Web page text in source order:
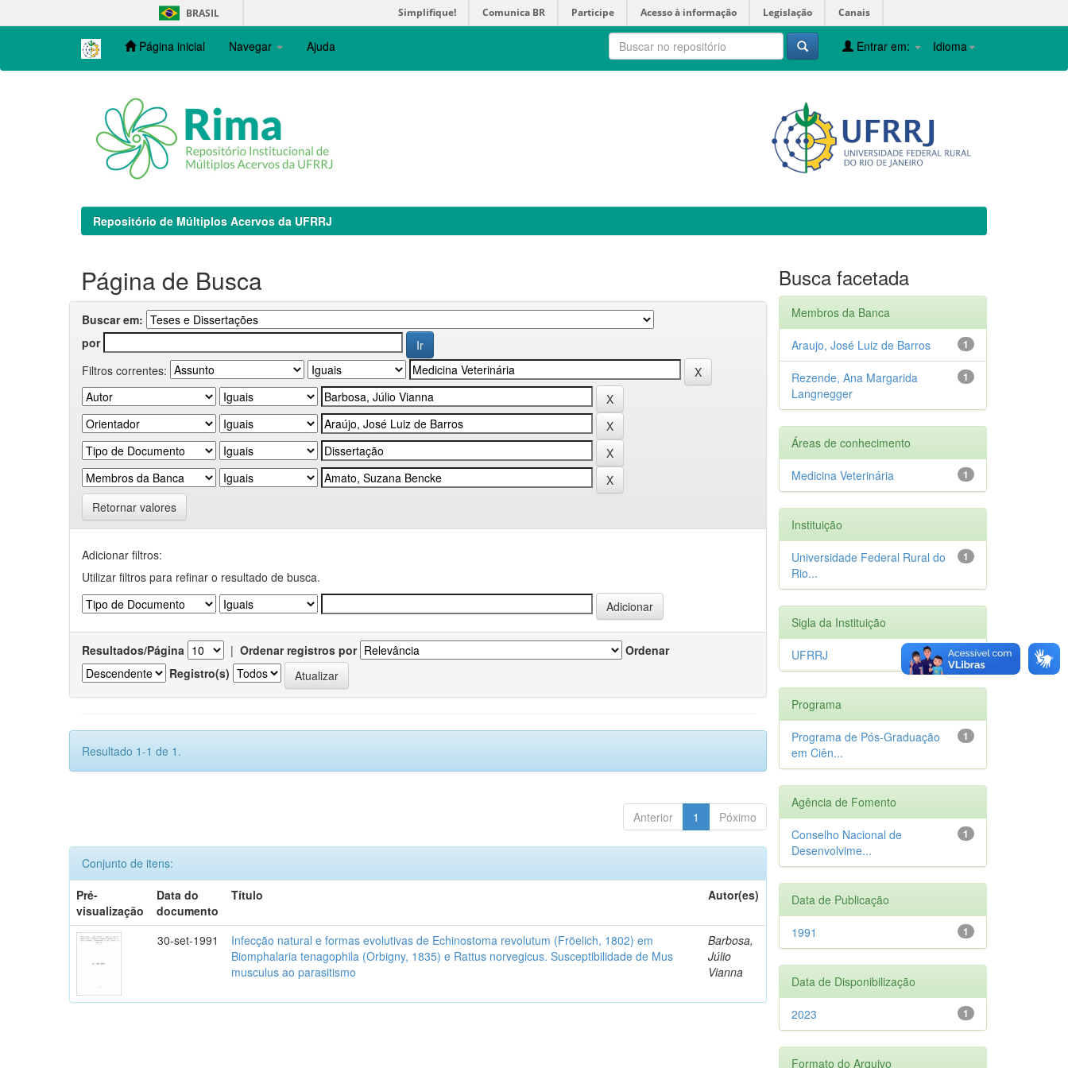
navigation
BRASIL Simplifique! Comunica BR Participe Acesso à informação Legislação Canais
Página inicial Navegar Ajuda Idioma
Entrar em:
Repositório de Múltiplos Acervos da UFRRJ
Página de Busca
Buscar em:
por
Filtros correntes:
Retornar valores
Adicionar filtros:
Utilizar filtros para refinar o resultado de busca.
Resultados/Página | Ordenar registros por
Ordenar
Registro(s)
Resultado 1-1 de 1.
Anterior 1 Póximo
Conjunto de itens:
Pré-
visualização
Data do
documento
Título Autor(es)
30-set-1991
Infecção natural e formas evolutivas de Echinostoma revolutum (Fröelich, 1802) em
Biomphalaria tenagophila (Orbigny, 1835) e Rattus norvegicus. Susceptibilidade de Mus
musculus ao parasitismo
Barbosa,
Júlio
Vianna
Busca facetada
Membros da Banca
1
Araujo, José Luiz de Barros
1
Rezende, Ana Margarida
Langnegger
Áreas de conhecimento
1
Medicina Veterinária
Instituição
1
Universidade Federal Rural do
Rio...
Sigla da Instituição
1
UFRRJ
Programa
1
Programa de Pós-Graduação
em Ciên...
Agência de Fomento
1
Conselho Nacional de
Desenvolvime...
Data de Publicação
1
1991
Data de Disponibilização
1
2023
Formato do Arquivo